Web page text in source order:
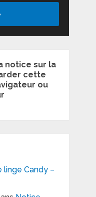
notice sur la
cette
ou
linge Candy –